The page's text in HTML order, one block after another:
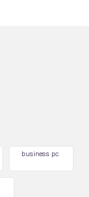
business pc